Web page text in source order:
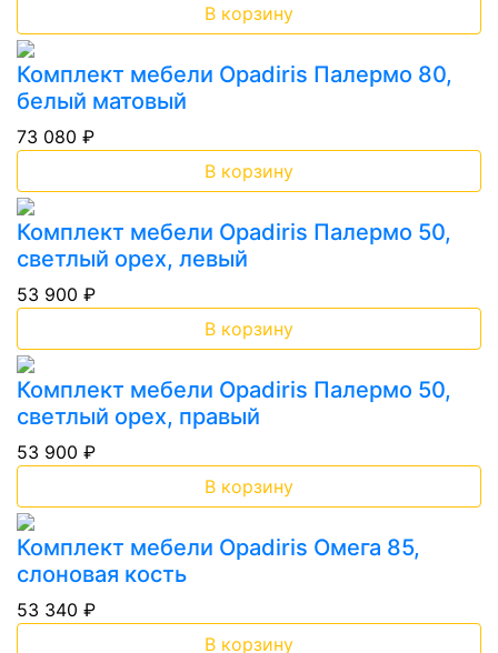
В корзину
Комплект мебели Opadiris Палермо 80,
белый матовый
73 080 ₽
В корзину
Комплект мебели Opadiris Палермо 50,
светлый орех, левый
53 900 ₽
В корзину
Комплект мебели Opadiris Палермо 50,
светлый орех, правый
53 900 ₽
В корзину
Комплект мебели Opadiris Омега 85,
слоновая кость
53 340 ₽
В корзину